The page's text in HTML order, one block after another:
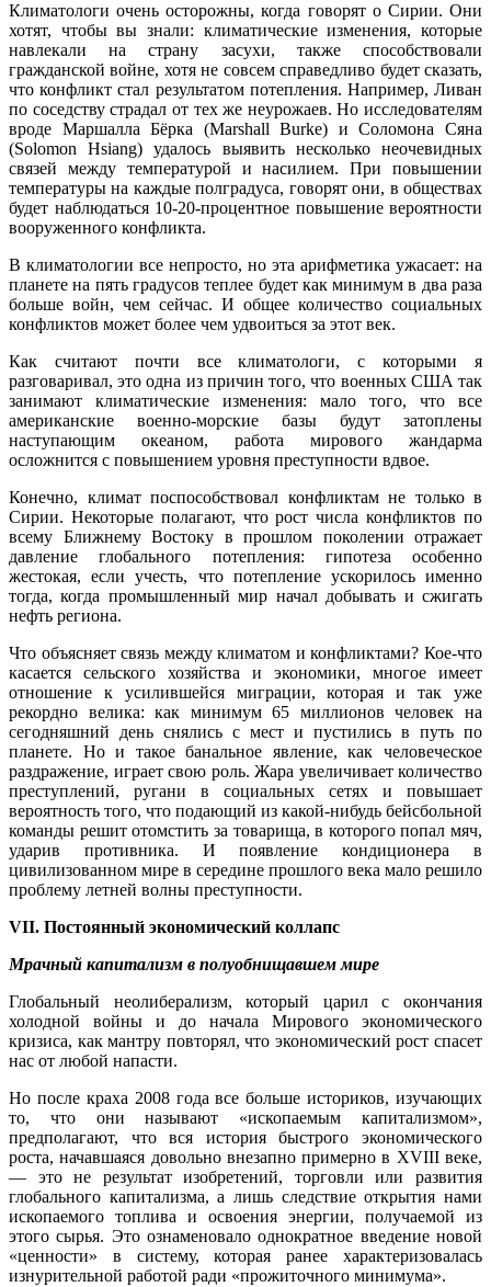
Климатологи очень осторожны, когда говорят о Сирии. Они
хотят, чтобы вы знали: климатические изменения, которые
навлекали на страну засухи, также способствовали
гражданской войне, хотя не совсем справедливо будет сказать,
что конфликт стал результатом потепления. Например, Ливан
по соседству страдал от тех же неурожаев. Но исследователям
вроде Маршалла Бёрка (Marshall Burke) и Соломона Сяна
(Solomon Hsiang) удалось выявить несколько неочевидных
связей между температурой и насилием. При повышении
температуры на каждые полградуса, говорят они, в обществах
будет наблюдаться 10-20-процентное повышение вероятности
вооруженного конфликта.
В климатологии все непросто, но эта арифметика ужасает: на
планете на пять градусов теплее будет как минимум в два раза
больше войн, чем сейчас. И общее количество социальных
конфликтов может более чем удвоиться за этот век.
Как считают почти все климатологи, с которыми я
разговаривал, это одна из причин того, что военных США так
занимают климатические изменения: мало того, что все
американские военно-морские базы будут затоплены
наступающим океаном, работа мирового жандарма
осложнится с повышением уровня преступности вдвое.
Конечно, климат поспособствовал конфликтам не только в
Сирии. Некоторые полагают, что рост числа конфликтов по
всему Ближнему Востоку в прошлом поколении отражает
давление глобального потепления: гипотеза особенно
жестокая, если учесть, что потепление ускорилось именно
тогда, когда промышленный мир начал добывать и сжигать
нефть региона.
Что объясняет связь между климатом и конфликтами? Кое-что
касается сельского хозяйства и экономики, многое имеет
отношение к усилившейся миграции, которая и так уже
рекордно велика: как минимум 65 миллионов человек на
сегодняшний день снялись с мест и пустились в путь по
планете. Но и такое банальное явление, как человеческое
раздражение, играет свою роль. Жара увеличивает количество
преступлений, ругани в социальных сетях и повышает
вероятность того, что подающий из какой-нибудь бейсбольной
команды решит отомстить за товарища, в которого попал мяч,
ударив противника. И появление кондиционера в
цивилизованном мире в середине прошлого века мало решило
проблему летней волны преступности.
VII. Постоянный экономический коллапс
Мрачный капитализм в полуобнищавшем мире
Глобальный неолиберализм, который царил с окончания
холодной войны и до начала Мирового экономического
кризиса, как мантру повторял, что экономический рост спасет
нас от любой напасти.
Но после краха 2008 года все больше историков, изучающих
то, что они называют «ископаемым капитализмом»,
предполагают, что вся история быстрого экономического
роста, начавшаяся довольно внезапно примерно в XVIII веке,
— это не результат изобретений, торговли или развития
глобального капитализма, а лишь следствие открытия нами
ископаемого топлива и освоения энергии, получаемой из
этого сырья. Это ознаменовало однократное введение новой
«ценности» в систему, которая ранее характеризовалась
изнурительной работой ради «прожиточного минимума».